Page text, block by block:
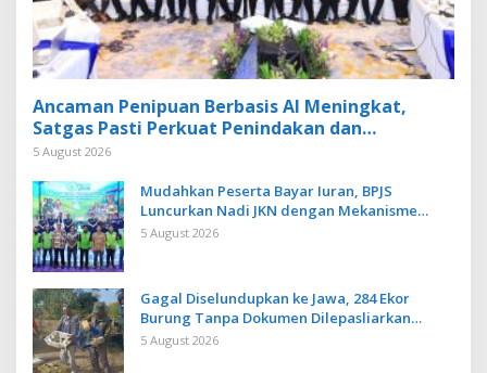
Ancaman Penipuan Berbasis AI Meningkat,
Satgas Pasti Perkuat Penindakan dan
Pengembangan Aplikasi Anti Penipuan
5 August 2026
Mudahkan Peserta Bayar Iuran, BPJS
Luncurkan Nadi JKN dengan Mekanisme
Menabung
5 August 2026
Gagal Diselundupkan ke Jawa, 284 Ekor
Burung Tanpa Dokumen Dilepasliarkan
Cegah Ancaman Penyakit
5 August 2026